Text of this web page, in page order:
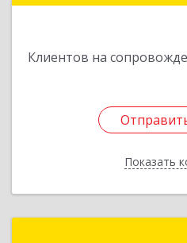
Клиентов на
Показать